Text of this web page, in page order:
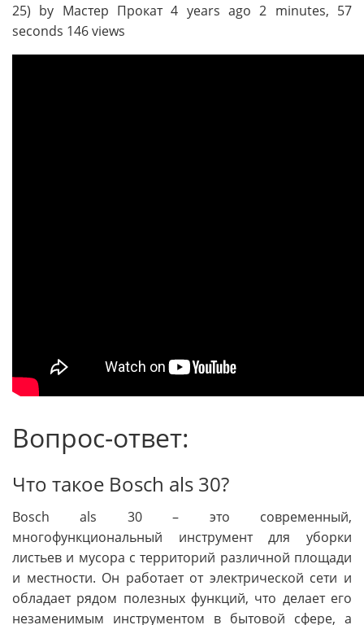
25) by Мастер Прокат 4 years ago 2 minutes, 57
seconds 146 views
Вопрос-ответ:
Что такое Bosch als 30?
Bosch als 30 – это современный,
многофункциональный инструмент для уборки
листьев и мусора с территорий различной площади
и местности. Он работает от электрической сети и
обладает рядом полезных функций, что делает его
незаменимым инструментом в бытовой сфере, а